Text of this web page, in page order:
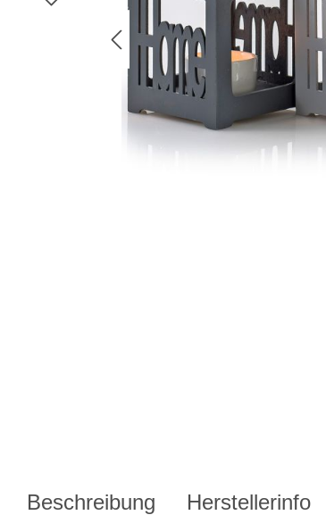
Beschreibung Herstellerinfo